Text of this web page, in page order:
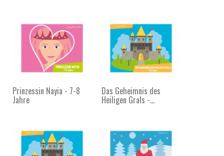
Prinzessin Nayia - 7-8
Jahre
Das Geheimnis des
Heiligen Grals -...